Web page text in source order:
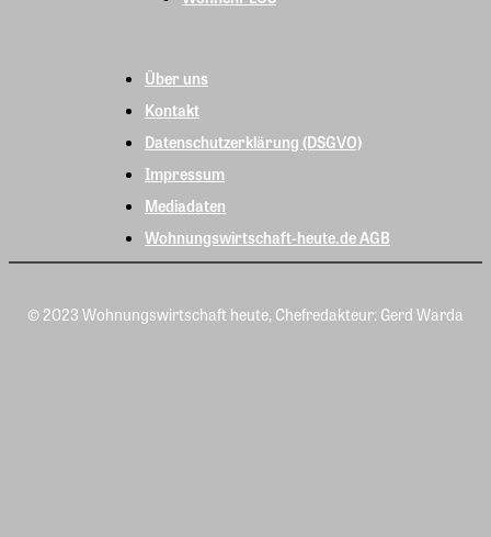
Über uns
Kontakt
Datenschutzerklärung (DSGVO)
Impressum
Mediadaten
Wohnungswirtschaft-heute.de AGB
© 2023 Wohnungswirtschaft heute, Chefredakteur: Gerd Warda